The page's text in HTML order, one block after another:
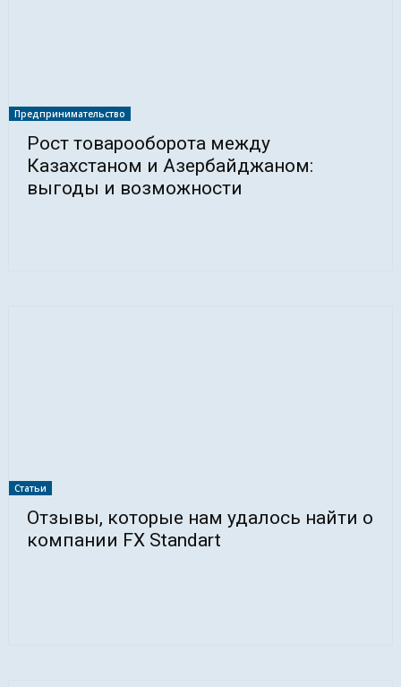
Предпринимательство
Рост товарооборота между
Казахстаном и Азербайджаном:
выгоды и возможности
Статьи
Отзывы, которые нам удалось найти о
компании FX Standart